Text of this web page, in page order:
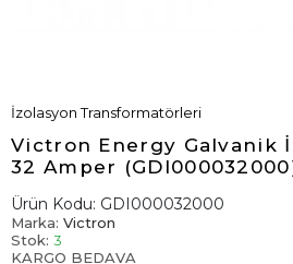
İzolasyon Transformatörleri
Victron Energy Galvanik
32 Amper
Ürün Kodu: GDI000032000
Marka: Victron
Stok: 3
KARGO BEDAVA